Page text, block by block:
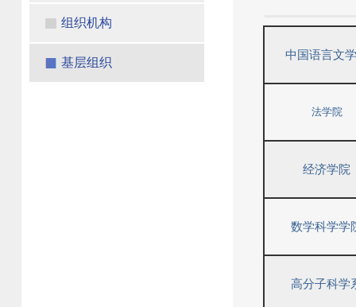
组织机构
基层组织
中国语言文
法学院
经济学院
数学科学学
高分子科学